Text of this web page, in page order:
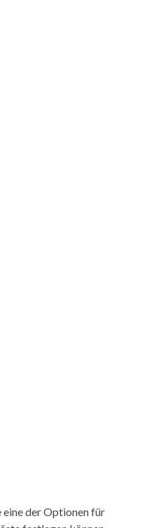
eine der Optionen für